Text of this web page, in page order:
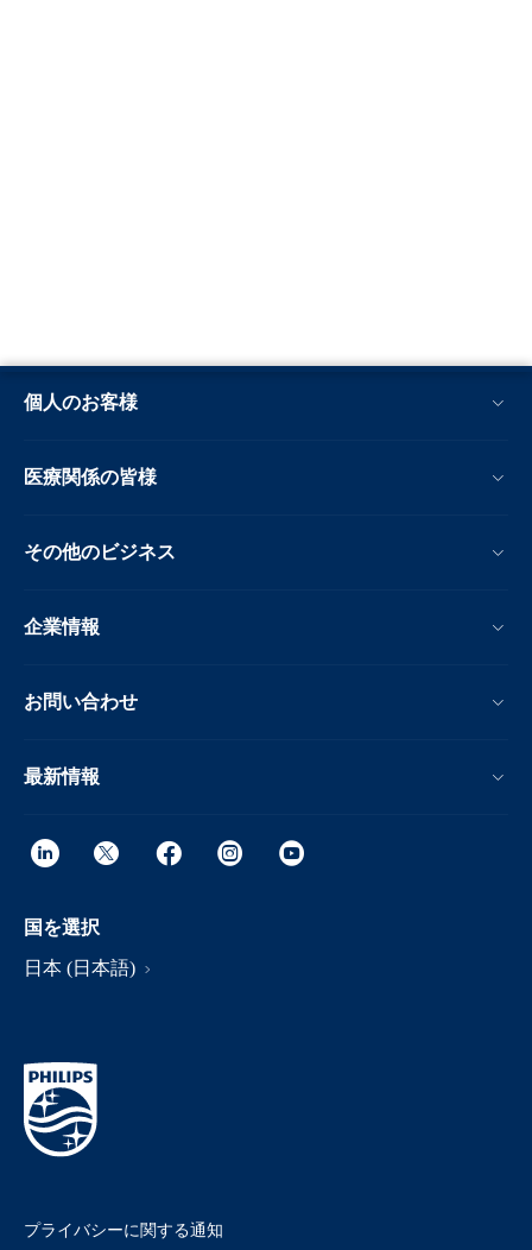
個人のお客様
医療関係の皆様
その他のビジネス
企業情報
お問い合わせ
最新情報
国を選択
日本 (日本語)
プライバシーに関する通知